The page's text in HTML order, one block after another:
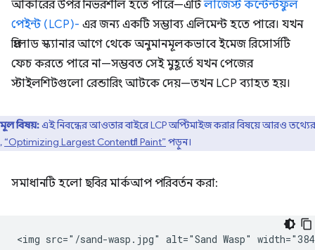
আকারের উপর নির্ভরশীল হতে পারে—এটিলার্জেস্ট কন্টেন্টফুল
পেইন্ট (LCP)- এর জন্য একটি সম্ভাব্য এলিমেন্ট হতে পারে। যখন
প্রিলোড স্ক্যানার আগে থেকে অনুমানমূলকভাবে ইমেজ রিসোর্সটি
ফেচ করতে পারে না—সম্ভবত সেই মুহূর্তে যখন পেজের
স্টাইলশিটগুলো রেন্ডারিং আটকে দেয়—তখন LCP ব্যাহত হয়।
মূল বিষয়:এই নিবন্ধের আওতার বাইরে LCP অপ্টিমাইজ করার বিষয়ে আরও তথ্যের
“Optimizing Largest Contentful Paint”পড়ুন।
সমাধানটি হলো ছবির মার্কআপ পরিবর্তন করা: